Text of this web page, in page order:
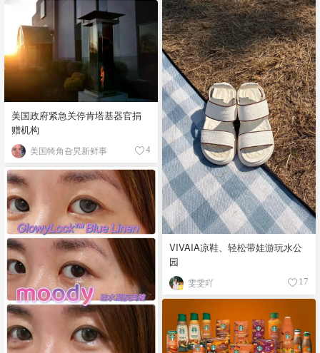
VIVAIA凉鞋、轻松带娃游玩水公
园
雯雯吖 17
美国政府紧急关停肯塔基器官捐
赠机构
美国犄角旮旯新鲜事 4